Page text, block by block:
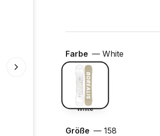
Farbe — White
White
Größe — 158